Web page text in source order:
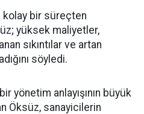
kolay bir süreçten
yüksek maliyetler,
sıkıntılar ve artan
söyledi.
yönetim anlayışının büyük
Öksüz, sanayicilerin